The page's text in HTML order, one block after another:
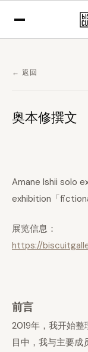
根据您的浏览器设置，
← 返回
奥本修撰文
Amane Ishii solo
exhibition「
展览信息：
https://
前言
2019年，我开始整
目中，我与主要成